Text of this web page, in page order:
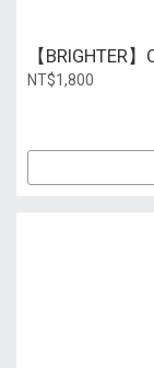
【BRIGHTER
NT$1,800